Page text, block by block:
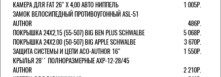
КАМЕРА ДЛЯ FAT 26" X 4,00 АВТО НИППЕЛЬ
1 005Р.
ЗАМОК ВЕЛОСИПЕДНЫЙ ПРОТИВОУГОННЫЙ ASL-51
AUTHOR
486Р.
ПОКРЫШКА 24X2,15 (55-507) BIG BEN PLUS SCHWALBE
5 068Р.
ПОКРЫШКА 24X2.00 (50-507) BIG APPLE SCHWALBE
3 670Р.
ЗАЩИТА СИСТЕМЫ И ЦЕПИ ACO-AUTHOR 16"
1 550Р.
КРЫЛЬЯ 28'' ПОЛНОРАЗМЕРНЫЕ AXP-12-28/45
AUTHOR
2 210Р.